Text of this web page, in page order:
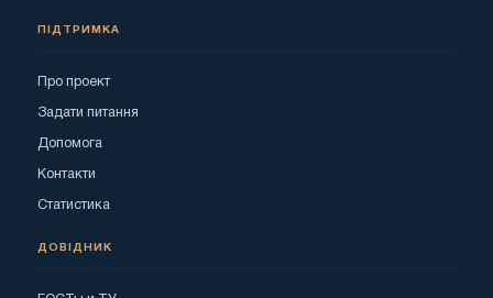
ПІДТРИМКА
Про проект
Задати питання
Допомога
Контакти
Статистика
ДОВІДНИК